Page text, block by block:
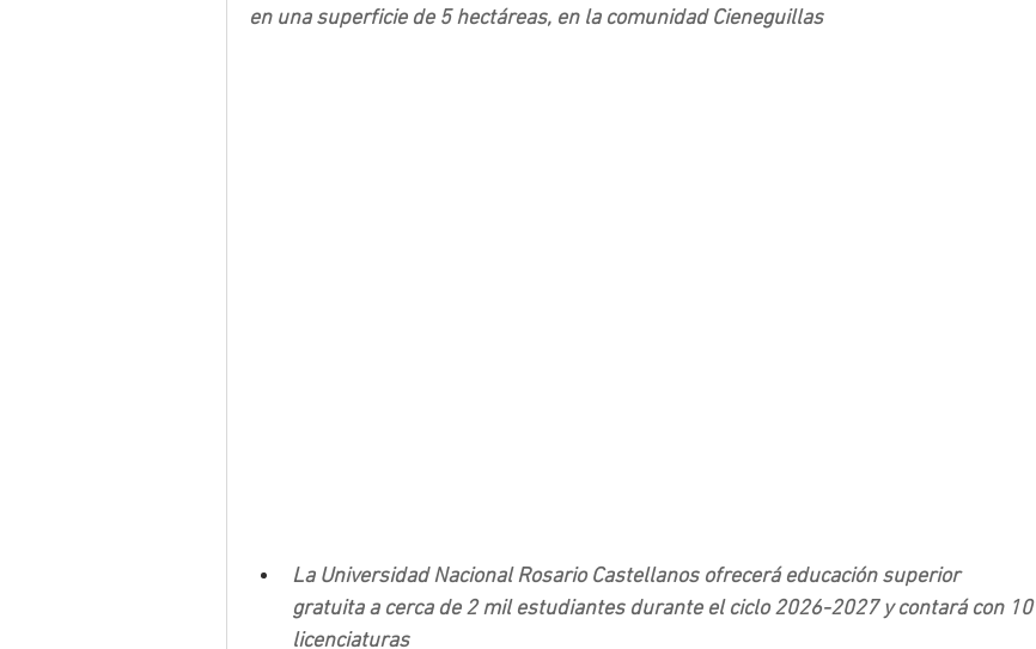
en una superficie de 5 hectáreas, en la comunidad Cieneguillas
La Universidad Nacional Rosario Castellanos ofrecerá educación superior
gratuita a cerca de 2 mil estudiantes durante el ciclo 2026-2027 y contará con 10
licenciaturas